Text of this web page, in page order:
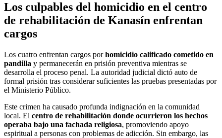
Los culpables del homicidio en el centro
de rehabilitación de Kanasín enfrentan
cargos
Los cuatro enfrentan cargos porhomicidio calificado cometido en
pandilla y permanecerán en prisión preventiva mientras se
desarrolla el proceso penal. La autoridad judicial dictó auto de
formal prisión tras considerar suficientes las pruebas presentadas por
el Ministerio Público.
Este crimen ha causado profunda indignación en la comunidad
local. El centro de rehabilitación donde ocurrieron los hechos
operaba bajo una fachada religiosa, promoviendo apoyo
espiritual a personas con problemas de adicción. Sin embargo, las